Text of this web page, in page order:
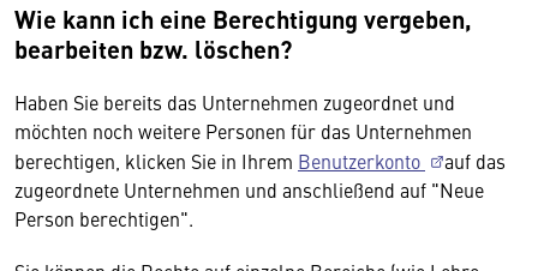
Wie kann ich eine Berechtigung vergeben,
bearbeiten bzw. löschen?
Haben Sie bereits das Unternehmen zugeordnet und
möchten noch weitere Personen für das Unternehmen
berechtigen, klicken Sie in Ihrem Benutzerkonto
auf das
zugeordnete Unternehmen und anschließend auf "Neue
Person berechtigen".